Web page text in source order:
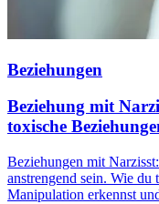
Beziehungen
Beziehung mit
toxische
Beziehungen mit
anstrengend sein. Wie du
Manipulation erkennst